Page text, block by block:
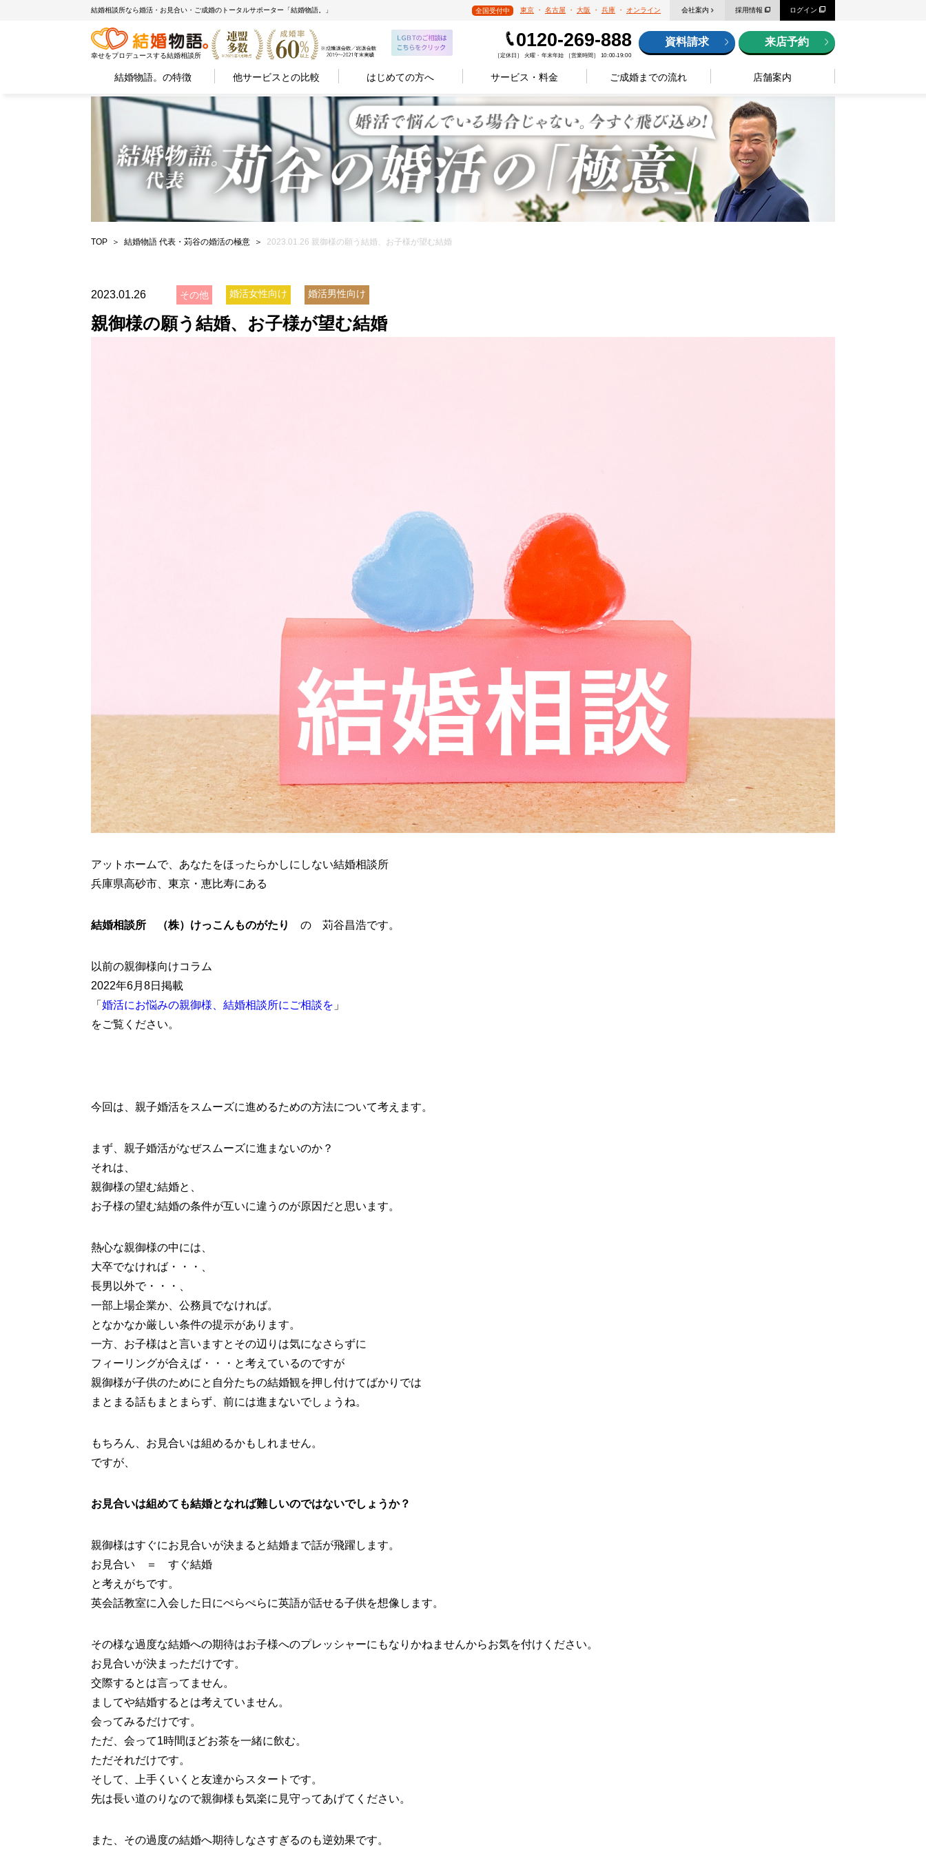
結婚相談所なら婚活・お見合い・ご成婚のトータルサポーター「結婚物語。」 全国受付中 東京 ・ 名古屋 ・ 大阪 ・ 兵庫 ・ オンライン 会社案内 採用情報 ログイン
幸せをプロデュースする結婚相談所
0120-269-888
［定休日］ 火曜・年末年始 ［営業時間］ 10:00-19:00
資料請求 来店予約
結婚物語。の特徴 他サービスとの比較 はじめての方へ サービス・料金 ご成婚までの流れ 店舗案内
TOP 結婚物語 代表・苅谷の婚活の極意 2023.01.26 親御様の願う結婚、お子様が望む結婚
2023.01.26 その他 婚活女性向け 婚活男性向け
親御様の願う結婚、お子様が望む結婚
アットホームで、あなたをほったらかしにしない結婚相談所
兵庫県高砂市、東京・恵比寿にある
結婚相談所 （株）けっこんものがたり の 苅谷昌浩です。
以前の親御様向けコラム
2022年6月8日掲載
「 婚活にお悩みの親御様、結婚相談所にご相談を 」
をご覧ください。
今回は、親子婚活をスムーズに進めるための方法について考えます。
まず、親子婚活がなぜスムーズに進まないのか？
それは、
親御様の望む結婚と、
お子様の望む結婚の条件が互いに違うのが原因だと思います。
熱心な親御様の中には、
大卒でなければ・・・、
長男以外で・・・、
一部上場企業か、公務員でなければ。
となかなか厳しい条件の提示があります。
一方、お子様はと言いますとその辺りは気になさらずに
フィーリングが合えば・・・と考えているのですが
親御様が子供のためにと自分たちの結婚観を押し付けてばかりでは
まとまる話もまとまらず、前には進まないでしょうね。
もちろん、お見合いは組めるかもしれません。
ですが、
お見合いは組めても結婚となれば難しいのではないでしょうか？
親御様はすぐにお見合いが決まると結婚まで話が飛躍します。
お見合い ＝ すぐ結婚
と考えがちです。
英会話教室に入会した日にぺらぺらに英語が話せる子供を想像します。
その様な過度な結婚への期待はお子様へのプレッシャーにもなりかねませんからお気を付けください。
お見合いが決まっただけです。
交際するとは言ってません。
ましてや結婚するとは考えていません。
会ってみるだけです。
ただ、会って1時間ほどお茶を一緒に飲む。
ただそれだけです。
そして、上手くいくと友達からスタートです。
先は長い道のりなので親御様も気楽に見守ってあげてください。
また、その過度の結婚へ期待しなさすぎるのも逆効果です。